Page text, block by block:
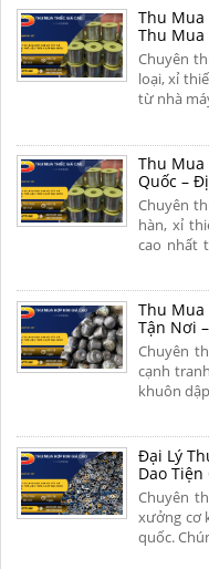
Thu Mua
Thu Mua
Chuyên
loại, xỉ
từ nhà
kết định
Thu Mua
Quốc –
Chuyên
hàn, xỉ
cao nhất
miễn
hôm nay!
Thu Mua
Tận Nơi
Chuyên
cạnh
khuôn
hỏng tận
tiết hôm
Đại Lý
Dao Tiện
Chuyên
xưởng cơ
quốc.
dao tiện